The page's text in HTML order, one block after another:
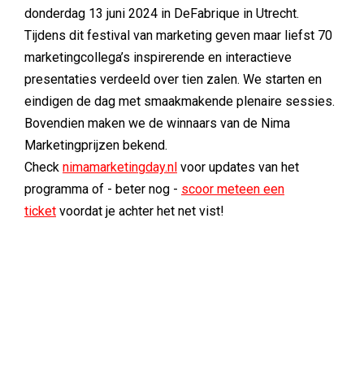
donderdag 13 juni 2024 in DeFabrique in Utrecht.
Tijdens dit festival van marketing geven maar liefst 70
marketingcollega’s inspirerende en interactieve
presentaties verdeeld over tien zalen. We starten en
eindigen de dag met smaakmakende plenaire sessies.
Bovendien maken we de winnaars van de Nima
Marketingprijzen bekend.
Check nimamarketingday.nl voor updates van het
programma of - beter nog - scoor meteen een
ticket voordat je achter het net vist!